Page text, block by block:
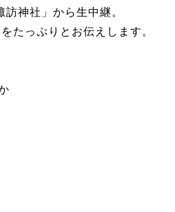
神社」から生中継。
たっぷりとお伝えします。